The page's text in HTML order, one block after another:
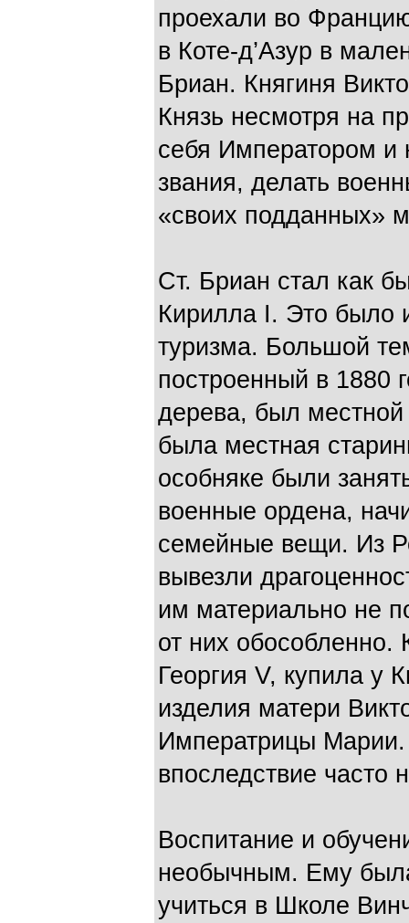
проехали во
в Коте-д’Азур в
Бриан. Княгиня
Князь несмотря на
себя Императором и
звания, делать
«своих подданных»
Ст. Бриан стал как
Кирилла I. Это было
туризма. Большой
построенный в 1880
дерева, был
была местная
особняке были
военные ордена,
семейные вещи. Из
вывезли
им материально не
от них обособленно.
Георгия V, купила у
изделия матери
Императрицы Марии.
впоследствие часто
Воспитание и
необычным. Ему
учиться в Школе